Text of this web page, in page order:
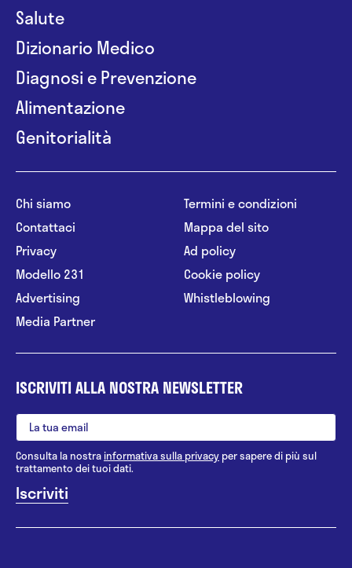
Salute
Dizionario Medico
Diagnosi e Prevenzione
Alimentazione
Genitorialità
Chi siamo
Contattaci
Privacy
Modello 231
Advertising
Media Partner
Termini e condizioni
Mappa del sito
Ad policy
Cookie policy
Whistleblowing
ISCRIVITI ALLA NOSTRA NEWSLETTER
Consulta la nostrainformativa sulla privacy per sapere di più sul
trattamento dei tuoi dati.